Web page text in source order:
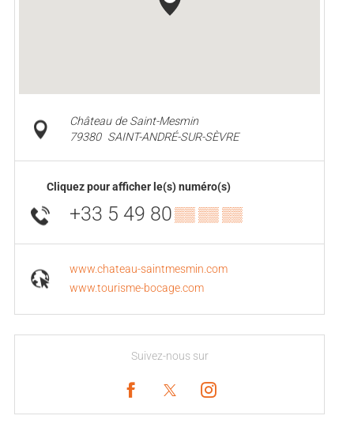
Château de Saint-Mesmin
79380 SAINT-ANDRÉ-SUR-SÈVRE
Cliquez pour afficher le(s) numéro(s)
+33 5 49 80▒▒ ▒▒ ▒▒
www.chateau-saintmesmin.com
www.tourisme-bocage.com
Suivez-nous sur